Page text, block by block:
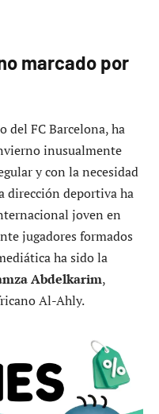
marcado por
del FC Barcelona, ha
inusualmente
y con la necesidad
dirección deportiva ha
joven en
jugadores formados
ha sido la
Abdelkarim,
Al-Ahly.